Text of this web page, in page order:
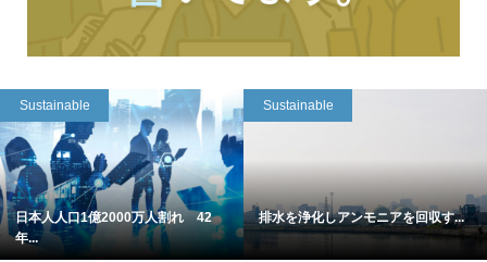
Sustainable
日本人人口1億2000万人割れ 42
年...
Sustainable
排水を浄化しアンモニアを回収す...